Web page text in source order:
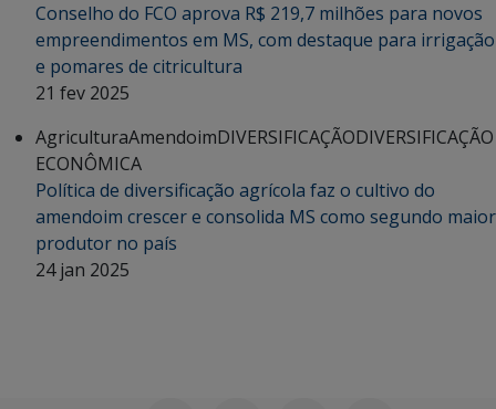
Conselho do FCO aprova R$ 219,7 milhões para novos
empreendimentos em MS, com destaque para irrigação
e pomares de citricultura
21 fev 2025
AgriculturaAmendoimDIVERSIFICAÇÃODIVERSIFICAÇÃO
ECONÔMICA
Política de diversificação agrícola faz o cultivo do
amendoim crescer e consolida MS como segundo maior
produtor no país
24 jan 2025